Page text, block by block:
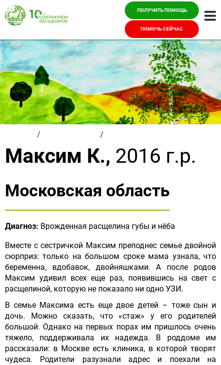
ПОЛУЧИТЬ ПОМОЩЬ
ПОМОЧЬ СЕЙЧАС
/ /
Максим К., 2016 г.р.
Московская область
Диагноз: Врожденная расщелина губы и нёба
Вместе с сестричкой Максим преподнес семье двойной
сюрприз: только на большом сроке мама узнала, что
беременна, вдобавок, двойняшками. А после родов
Максим удивил всех еще раз, появившись на свет с
расщелиной, которую не показало ни одно УЗИ.
В семье Максима есть еще двое детей – тоже сын и
дочь. Можно сказать, что «стаж» у его родителей
большой. Однако на первых порах им пришлось очень
тяжело, поддерживала их надежда. В роддоме им
рассказали: в Москве есть клиника, в которой творят
чудеса. Родители разузнали адрес и поехали на